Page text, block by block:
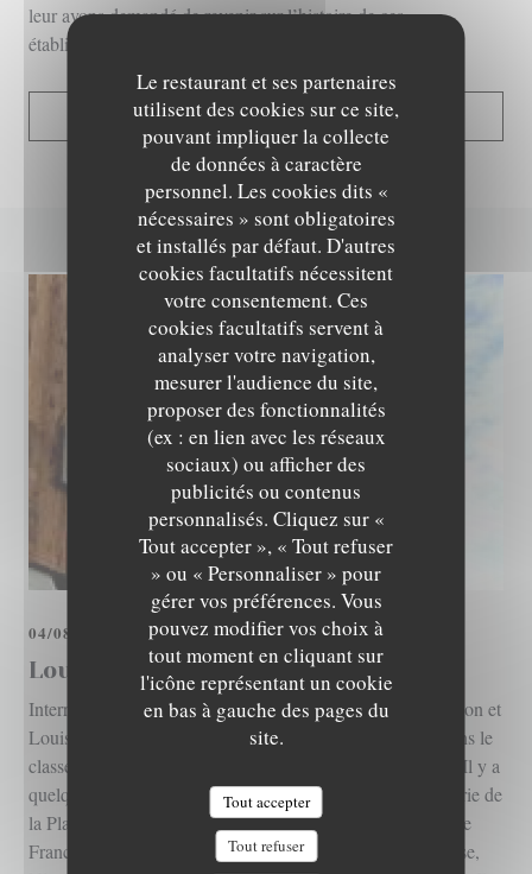
Le restaurant et ses partenaires
utilisent des cookies sur ce site,
pouvant impliquer la collecte
de données à caractère
personnel. Les cookies dits «
nécessaires » sont obligatoires
et installés par défaut. D'autres
cookies facultatifs nécessitent
votre consentement. Ces
cookies facultatifs servent à
analyser votre navigation,
mesurer l'audience du site,
proposer des fonctionnalités
(ex : en lien avec les réseaux
sociaux) ou afficher des
publicités ou contenus
personnalisés. Cliquez sur «
Tout accepter », « Tout refuser
» ou « Personnaliser » pour
gérer vos préférences. Vous
pouvez modifier vos choix à
tout moment en cliquant sur
l'icône représentant un cookie
en bas à gauche des pages du
site.
Tout accepter
Tout refuser
leur avons demandé de revenir sur l’histoire de ces
établissements.
LIRE L'ARTICLE((OUVRE UNE
Louisa Pampa La Baule
04/08/2022
Interrogez les Baulois sur les adresses branchées de la station et
Louisa Pampa figurera certainement en bonne position dans le
classement ! Nicolas Blin n’a pas fini de nous surprendre. Il y a
quelques années, le gâteau Le Baulois de Marylou Pâtisserie de
la Plage a obtenu le titre de Meilleur fondant au chocolat de
France. Pour accompagner le développement de l’entreprise,
LOUISA PAMPA